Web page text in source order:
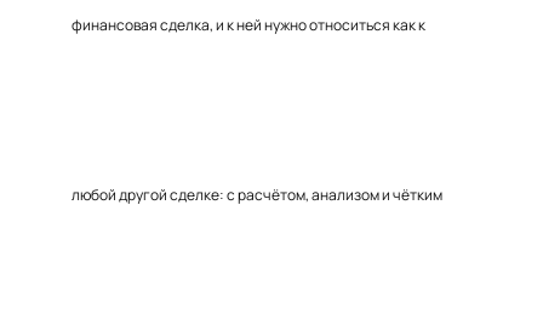
финансовая сделка, и к ней нужно относиться как к
любой другой сделке: с расчётом, анализом и чётким